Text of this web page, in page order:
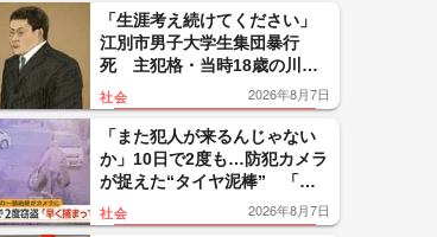
「生涯考え続けてください」
江別市男子大学生集団暴行
死 主犯格・当時18歳の川口
侑斗被告に無期懲役の判決
「理不尽以外の何ものでもな
い」
社会 2026年8月7日
「また犯人が来るんじゃない
か」10日で2度も…防犯カメラ
が捉えた“タイヤ泥棒” 「レ
クサス純正アルミタイヤ」も
被害 「早く捕まって」
社会 2026年8月7日